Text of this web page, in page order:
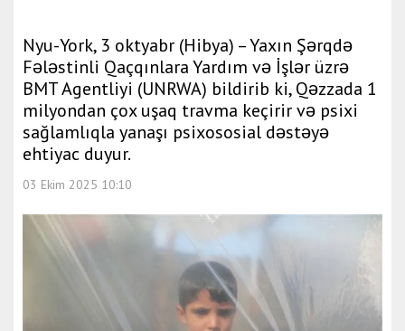
Nyu-York, 3 oktyabr (Hibya) – Yaxın Şərqdə
Fələstinli Qaçqınlara Yardım və İşlər üzrə
BMT Agentliyi (UNRWA) bildirib ki, Qəzzada 1
milyondan çox uşaq travma keçirir və psixi
sağlamlıqla yanaşı psixososial dəstəyə
ehtiyac duyur.
03 Ekim 2025 10:10